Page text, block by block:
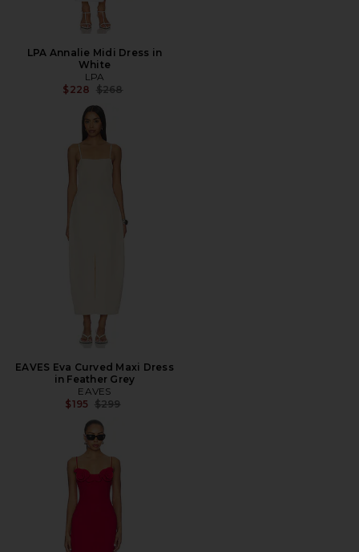
LPA Annalie Midi Dress in
White
LPA
$228 Precio anterior:
$268
EAVES Eva Curved Maxi Dress
in Feather Grey
EAVES
$195 Precio anterior:
$299